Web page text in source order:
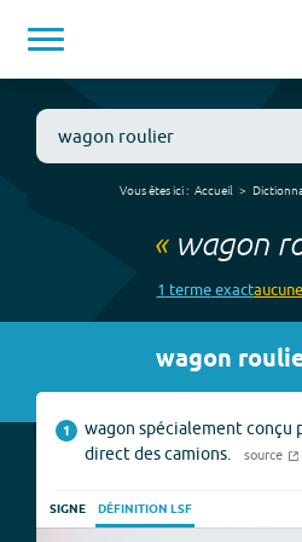
Vous êtes ici : Accueil
« wagon
1 termeexactaucune
wagon
1
wagon spécialement conçu
direct des camions.
source
SIGNE DÉFINITION LSF